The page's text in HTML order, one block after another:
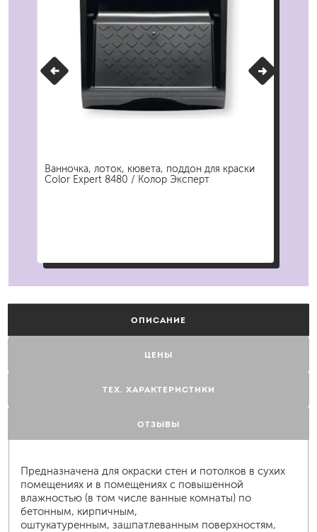
Ванночка, лоток, кювета, поддон для краски
Color Expert 8480 / Колор Эксперт
ОПИСАНИЕ
ЦЕНЫ
ТЕХ. ХАРАКТЕРИСТИКИ
ОТЗЫВЫ
Предназначена для окраски стен и потолков в сухих
помещениях и в помещениях с повышенной
влажностью (в том числе ванные комнаты) по
бетонным, кирпичным,
оштукатуренным, зашпатлеванным поверхностям,